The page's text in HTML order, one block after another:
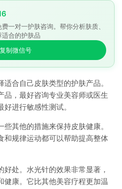
一对一护肤咨询。帮你分析肤质、
合的护肤品
复制微信号
合自己皮肤类型的护肤产品。
品，最好咨询专业美容师或医生
进行敏感性测试。
其他的措施来保持皮肤健康。
和规律运动都可以帮助提高整体
好处。水光针的效果非常显著，
健康。它比其他美容疗程更加温